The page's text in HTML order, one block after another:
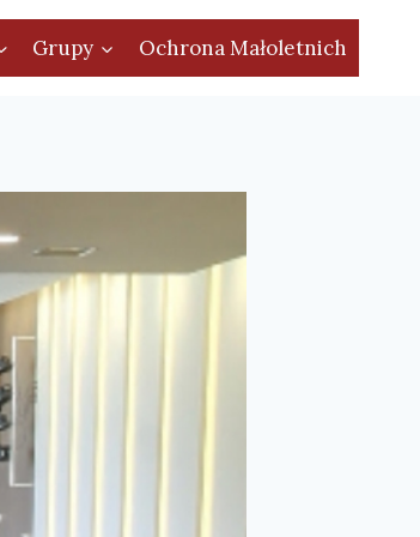
Grupy Ochrona Małoletnich